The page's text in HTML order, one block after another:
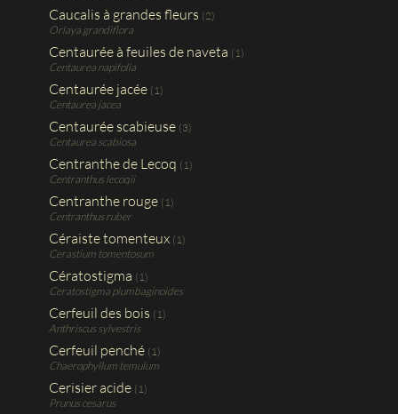
Caucalis à grandes fleurs (2)
Orlaya grandiflora
Centaurée à feuiles de naveta (1)
Centaurea napifolia
Centaurée jacée (1)
Centaurea jacea
Centaurée scabieuse (3)
Centaurea scabiosa
Centranthe de Lecoq (1)
Centranthus lecoqii
Centranthe rouge (1)
Centranthus ruber
Céraiste tomenteux (1)
Cerastium tomentosum
Cératostigma (1)
Ceratostigma plumbaginoides
Cerfeuil des bois (1)
Anthriscus sylvestris
Cerfeuil penché (1)
Chaerophyllum temulum
Cerisier acide (1)
Prunus cesarus